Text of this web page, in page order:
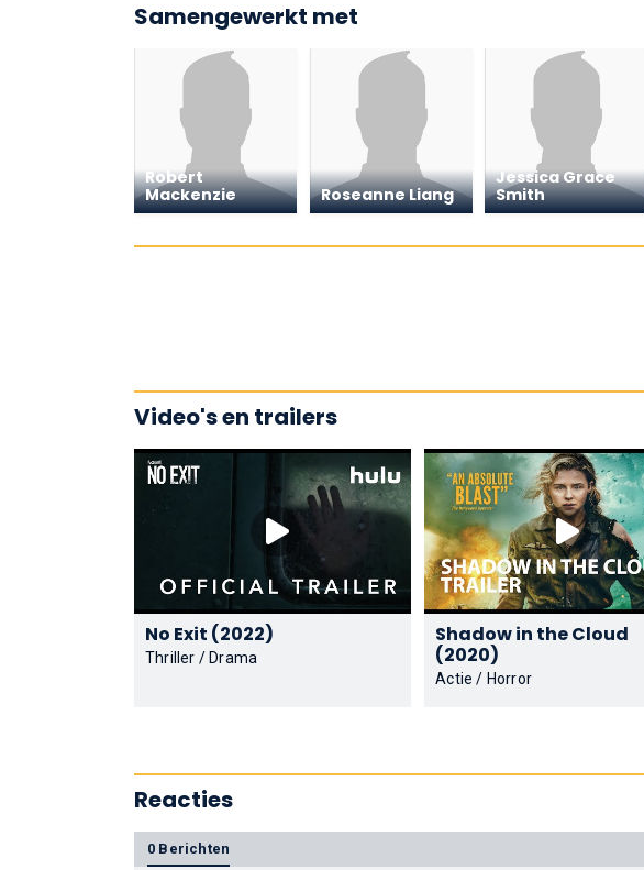
Samengewerkt met
Robert
Mackenzie
Roseanne Liang
Jessica Grace
Smith
Video's en trailers
No Exit (2022)
Thriller / Drama
Shadow in the Cloud
(2020)
Actie / Horror
Reacties
0 Berichten